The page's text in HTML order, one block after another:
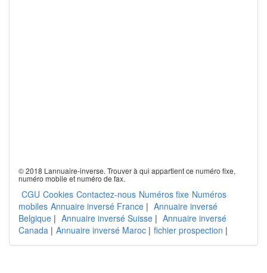
© 2018 Lannuaire-inverse. Trouver à qui appartient ce numéro fixe,
numéro mobile et numéro de fax.
CGU Cookies Contactez-nous Numéros fixe Numéros
mobiles Annuaire inversé France | Annuaire inversé
Belgique | Annuaire inversé Suisse | Annuaire inversé
Canada | Annuaire inversé Maroc | fichier prospection |